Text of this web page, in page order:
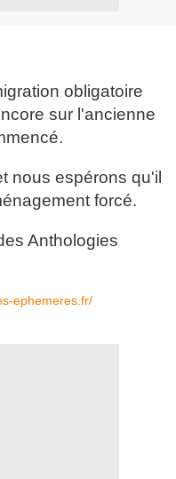
obligatoire
sur l'ancienne
nous espérons qu'il
forcé.
Anthologies
ephemeres.fr/